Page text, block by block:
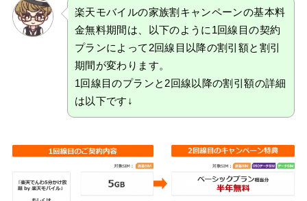
楽天モバイルの家族割キャンペーンの基本料
金無料期間は、以下のように1回線目の契約
プランによって2回線目以降の割引額と割引
期間が変わります。
1回線目のプランと2回線以降の割引額の詳細
は以下です↓